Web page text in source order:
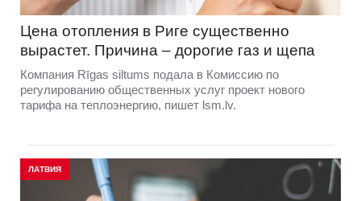
Цена отопления в Риге существенно
вырастет. Причина – дорогие газ и щепа
Компания Rīgas siltums подала в Комиссию по
регулированию общественных услуг проект нового
тарифа на теплоэнергию, пишет lsm.lv.
ЛАТВИЯ